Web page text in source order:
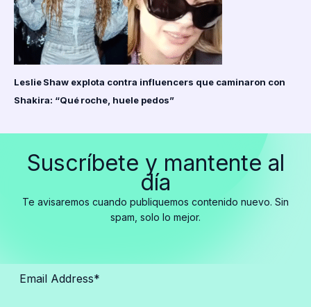
Leslie Shaw explota contra influencers que caminaron con
Shakira: “Qué roche, huele pedos”
Suscríbete y mantente al
día
Te avisaremos cuando publiquemos contenido nuevo. Sin
spam, solo lo mejor.